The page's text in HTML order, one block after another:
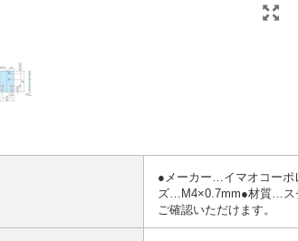
●メーカー…イマオコー
ズ…M4×0.7mm●材質…ス
ご確認いただけます。